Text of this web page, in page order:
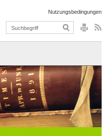
Nutzungsbedingungen